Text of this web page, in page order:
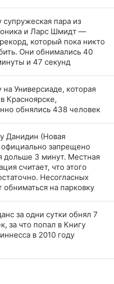
супружеская пара из
и Ларс Шмидт —
который пока никто
Они обнимались 40
и 47 секунд
на Универсиаде, которая
Красноярске,
обнялись 438 человек
Данидин (Новая
запрещено
дольше 3 минут. Местная
считает, что этого
Несогласных
обниматься на парковку
за одни сутки обнял 7
за что попал в Книгу
в 2010 году